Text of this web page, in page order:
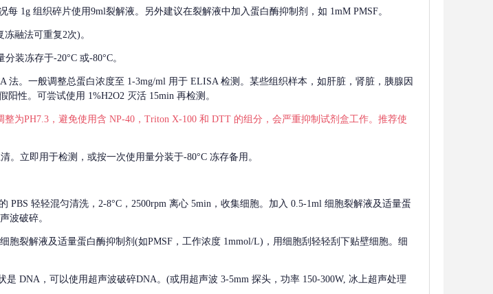
每 1g 组织碎片使用9ml裂解液。另外建议在裂解液中加入蛋白酶抑制剂，如 1mM PMSF。
融法可重复2次)。
装冻存于-20°C 或-80°C。
法。一般调整总蛋白浓度至 1-3mg/ml 用于 ELISA 检测。某些组织样本，如肝脏，肾脏，胰腺因
性。可尝试使用 1%H2O2 灭活 15min 再检测。
为PH7.3，避免使用含 NP-40，Triton X-100 和 DTT 的组分，会严重抑制试剂盒工作。推荐使
。立即用于检测，或按一次使用量分装于-80°C 冻存备用。
PBS 轻轻混匀清洗，2-8°C，2500rpm 离心 5min，收集细胞。加入 0.5-1ml 细胞裂解液及适量蛋
波破碎。
胞裂解液及适量蛋白酶抑制剂(如PMSF，工作浓度 1mmol/L)，用细胞刮轻轻刮下贴壁细胞。细
是 DNA，可以使用超声波破碎DNA。(或用超声波 3-5mm 探头，功率 150-300W, 冰上超声处理